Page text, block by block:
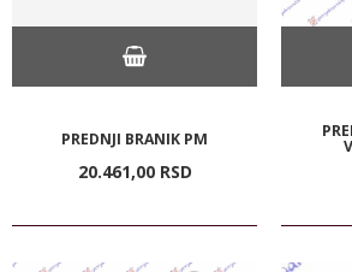
PREDNJI BRANIK PM
20.461,00 RSD